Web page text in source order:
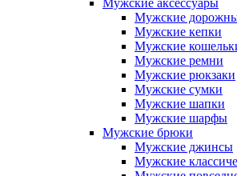
Мужские
Мужские кепки
Мужские
Мужские ремни
Мужские рюкзаки
Мужские сумки
Мужские шапки
Мужские шарфы
Мужские брюки
Мужские джинсы
Мужские